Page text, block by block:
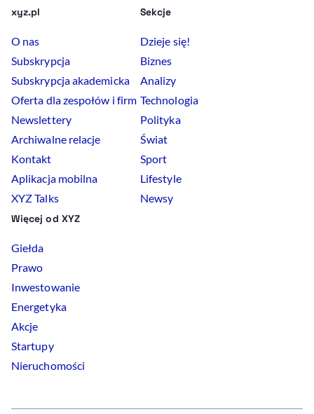
xyz.pl
O nas
Subskrypcja
Subskrypcja akademicka
Oferta dla zespołów i firm
Newslettery
Archiwalne relacje
Kontakt
Aplikacja mobilna
XYZ Talks
Sekcje
Dzieje się!
Biznes
Analizy
Technologia
Polityka
Świat
Sport
Lifestyle
Newsy
Więcej od XYZ
Giełda
Prawo
Inwestowanie
Energetyka
Akcje
Startupy
Nieruchomości